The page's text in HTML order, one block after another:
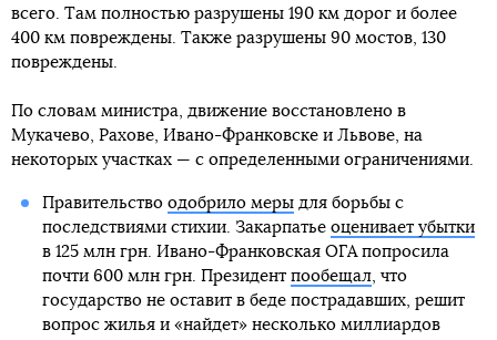
всего. Там полностью разрушены 190 км дорог и более
400 км повреждены. Также разрушены 90 мостов, 130
повреждены.
По словам министра, движение восстановлено в
Мукачево, Рахове, Ивано-Франковске и Львове, на
некоторых участках — с определенными ограничениями.
Правительство одобрило мерыдля борьбы с
последствиями стихии. Закарпатье оценивает убытки
в 125 млн грн. Ивано-Франковская ОГА попросила
почти 600 млн грн. Президент пообещал, что
государство не оставит в беде пострадавших, решит
вопрос жилья и «найдет» несколько миллиардов